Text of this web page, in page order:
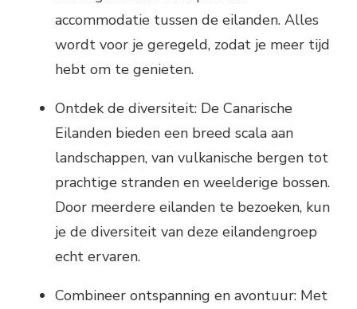
accommodatie tussen de eilanden. Alles
wordt voor je geregeld, zodat je meer tijd
hebt om te genieten.
Ontdek de diversiteit: De Canarische
Eilanden bieden een breed scala aan
landschappen, van vulkanische bergen tot
prachtige stranden en weelderige bossen.
Door meerdere eilanden te bezoeken, kun
je de diversiteit van deze eilandengroep
echt ervaren.
Combineer ontspanning en avontuur: Met